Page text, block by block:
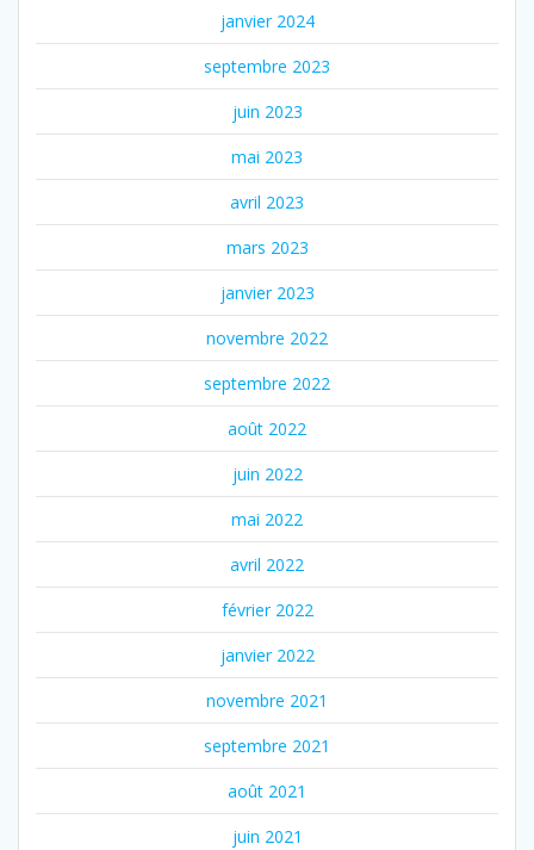
janvier 2024
septembre 2023
juin 2023
mai 2023
avril 2023
mars 2023
janvier 2023
novembre 2022
septembre 2022
août 2022
juin 2022
mai 2022
avril 2022
février 2022
janvier 2022
novembre 2021
septembre 2021
août 2021
juin 2021